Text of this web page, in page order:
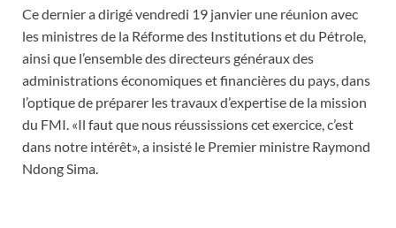
Ce dernier a dirigé vendredi 19 janvier une réunion avec
les ministres de la Réforme des Institutions et du Pétrole,
ainsi que l’ensemble des directeurs généraux des
administrations économiques et financières du pays, dans
l’optique de préparer les travaux d’expertise de la mission
du FMI. «Il faut que nous réussissions cet exercice, c’est
dans notre intérêt», a insisté le Premier ministre Raymond
Ndong Sima.